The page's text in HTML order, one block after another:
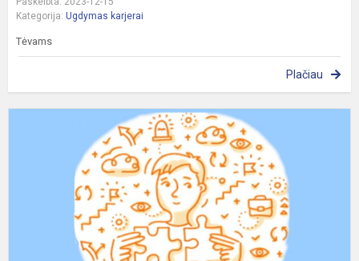
Kategorija: Ugdymas karjerai
Tėvams
Plačiau